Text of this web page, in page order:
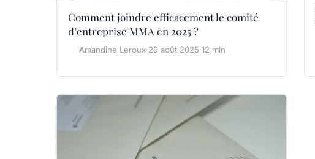
Comment joindre efficacement le comité
d’entreprise MMA en 2025 ?
Amandine Leroux·29 août 2025·12 min